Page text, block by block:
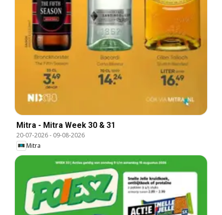
Mitra - Mitra Week 30 & 31
20-07-2026- 09-08-2026
Mitra